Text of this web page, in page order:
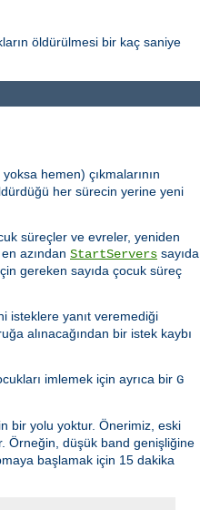
öldürülmesi bir kaç saniye
hemen) çıkmalarının
her sürecin yerine yeni
süreçler ve evreler, yeniden
azından StartServers sayıda
gereken sayıda çocuk süreç
isteklere yanıt veremediği
alınacağından bir istek kaybı
imlemek için ayrıca bir G
bir yolu yoktur. Önerimiz, eski
Örneğin, düşük band genişliğine
başlamak için 15 dakika